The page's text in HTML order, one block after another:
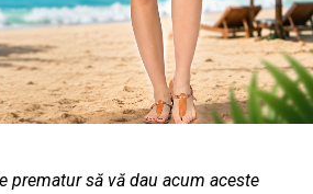
prematur să vă dau acum aceste